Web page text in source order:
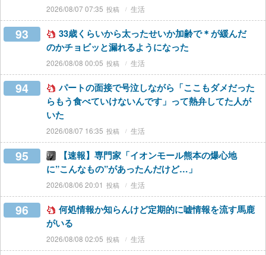
2026/08/07 07:35 生活
93
33歳くらいから太ったせいか加齢で＊が緩んだ
のかチョビッと漏れるようになった
2026/08/08 00:05 生活
94
パートの面接で号泣しながら「ここもダメだった
らもう食べていけないんです」って熱弁してた人が
いた
2026/08/07 16:35 生活
95
【速報】専門家「イオンモール熊本の爆心地
に”こんなもの”があったんだけど…」
2026/08/06 20:01 生活
96
何処情報か知らんけど定期的に嘘情報を流す馬鹿
がいる
2026/08/08 02:05 生活